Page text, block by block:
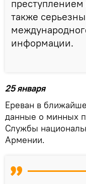
преступлением
также
информации.
25 января
Ереван в
данные о минных
Службы
Армении.